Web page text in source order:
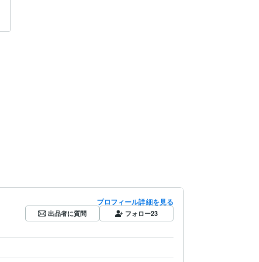
プロフィール詳細を見る
出品者に質問 フォロー23